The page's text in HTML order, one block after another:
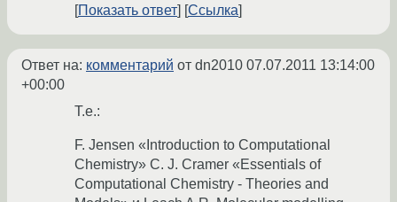
Показать ответ
Ссылка
Ответ на: комментарий от dn2010 07.07.2011 13:14:00
+00:00
Т.е.:
F. Jensen «Introduction to Computational
Chemistry» C. J. Cramer «Essentials of
Computational Chemistry - Theories and